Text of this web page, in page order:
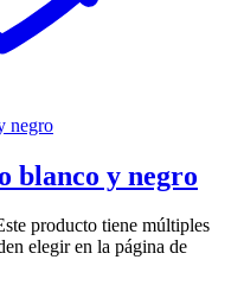
blanco y negro
producto tiene múltiples
elegir en la página de